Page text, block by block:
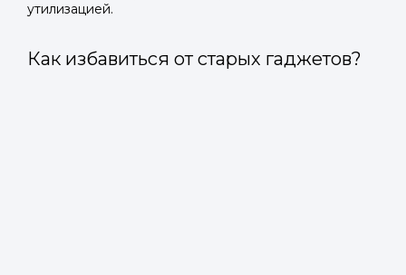
утилизацией.
Как избавиться от старых гаджетов?